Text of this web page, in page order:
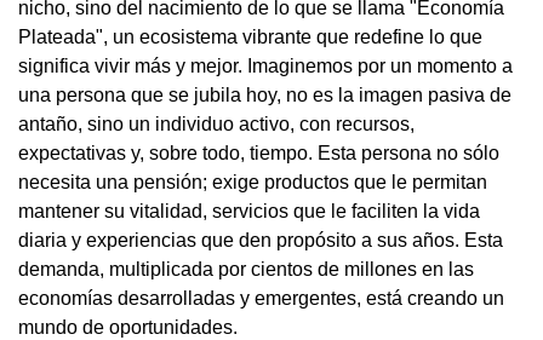
nicho, sino del nacimiento de lo que se llama "Economía
Plateada", un ecosistema vibrante que redefine lo que
significa vivir más y mejor. Imaginemos por un momento a
una persona que se jubila hoy, no es la imagen pasiva de
antaño, sino un individuo activo, con recursos,
expectativas y, sobre todo, tiempo. Esta persona no sólo
necesita una pensión; exige productos que le permitan
mantener su vitalidad, servicios que le faciliten la vida
diaria y experiencias que den propósito a sus años. Esta
demanda, multiplicada por cientos de millones en las
economías desarrolladas y emergentes, está creando un
mundo de oportunidades.